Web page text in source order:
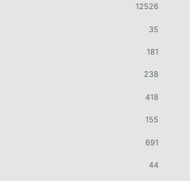
12526
35
181
238
418
155
691
44